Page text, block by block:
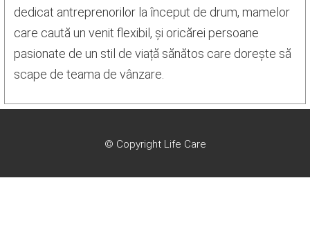
dedicat antreprenorilor la început de drum, mamelor
care caută un venit flexibil, și oricărei persoane
pasionate de un stil de viață sănătos care dorește să
scape de teama de vânzare.
© Copyright Life Care